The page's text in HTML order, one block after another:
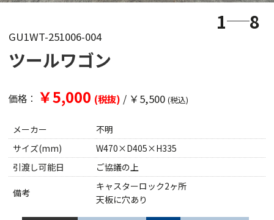
1 8
GU1WT-251006-004
ツールワゴン
価格： ￥5,000 (税抜) / ￥5,500 (税込)
メーカー
不明
サイズ(mm)
W470×D405×H335
引渡し可能日
ご協議の上
備考
キャスターロック2ヶ所
天板に穴あり